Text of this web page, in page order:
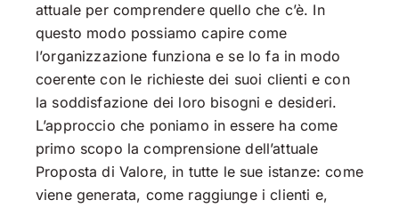
attuale per comprendere quello che c’è. In
questo modo possiamo capire come
l’organizzazione funziona e se lo fa in modo
coerente con le richieste dei suoi clienti e con
la soddisfazione dei loro bisogni e desideri.
L’approccio che poniamo in essere ha come
primo scopo la comprensione dell’attuale
Proposta di Valore, in tutte le sue istanze: come
viene generata, come raggiunge i clienti e,